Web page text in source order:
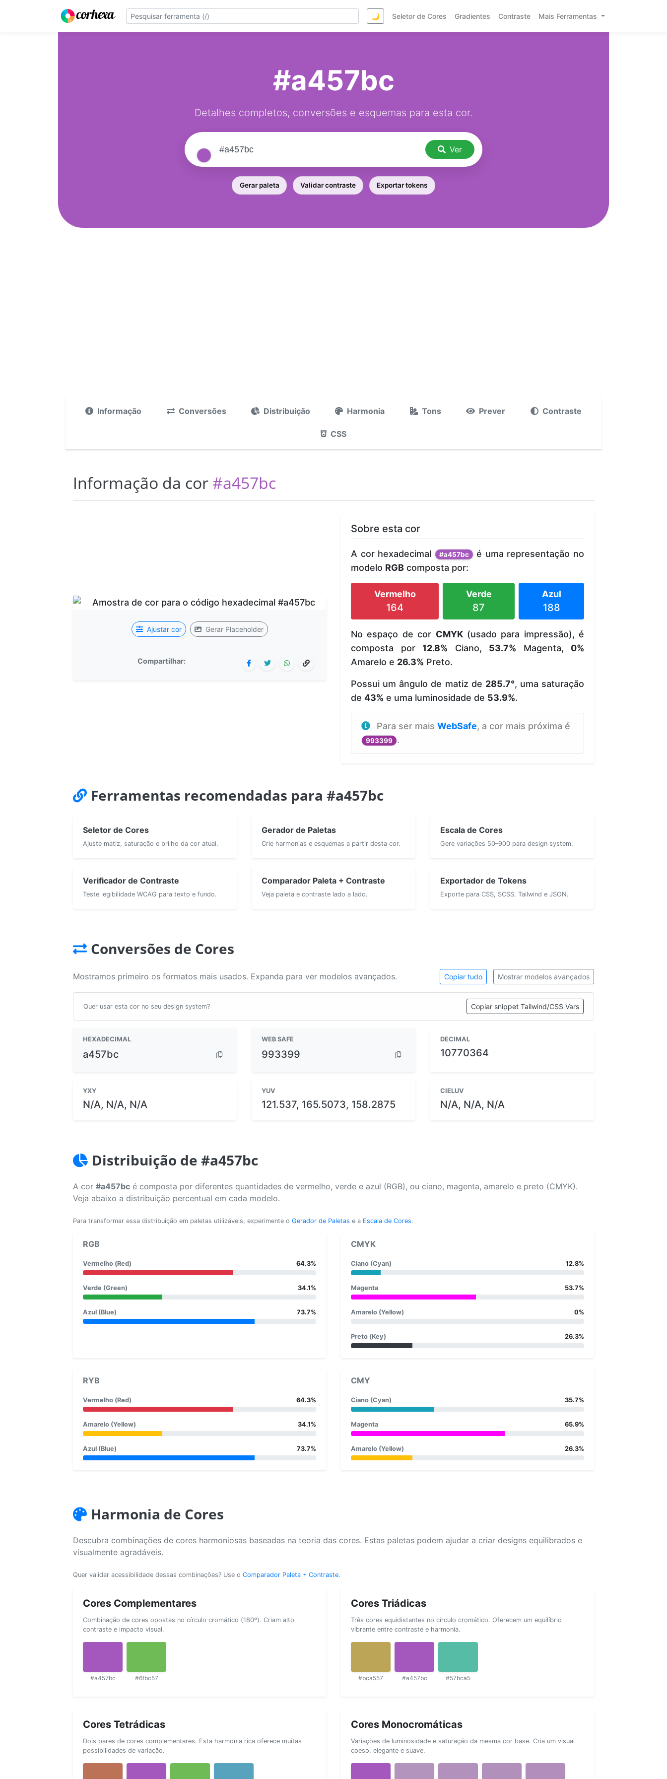
🌙 Seletor de Cores Gradientes Contraste Mais Ferramentas
#a457bc
Detalhes completos, conversões e esquemas para esta cor.
Ver
Gerar paleta Validar contraste Exportar tokens
Informação Conversões Distribuição Harmonia Tons Prever Contraste
CSS
Informação da cor#a457bc
Ajustar cor Gerar Placeholder
Compartilhar:
Sobre esta cor
A cor hexadecimal #a457bc é uma representação no
modelo RGB composta por:
Vermelho
164
Verde
87
Azul
188
No espaço de cor CMYK(usado para impressão), é
composta por 12.8% Ciano, 53.7% Magenta, 0%
Amarelo e 26.3% Preto.
Possui um ângulo de matiz de 285.7°, uma saturação
de 43% e uma luminosidade de 53.9%.
Para ser mais WebSafe, a cor mais próxima é
993399 .
Ferramentas recomendadas para #a457bc
Seletor de Cores
Ajuste matiz, saturação e brilho da cor atual.
Gerador de Paletas
Crie harmonias e esquemas a partir desta cor.
Escala de Cores
Gere variações 50–900 para design system.
Verificador de Contraste
Teste legibilidade WCAG para texto e fundo.
Comparador Paleta + Contraste
Veja paleta e contraste lado a lado.
Exportador de Tokens
Exporte para CSS, SCSS, Tailwind e JSON.
Conversões de Cores
Mostramos primeiro os formatos mais usados. Expanda para ver modelos avançados. Copiar tudo Mostrar modelos avançados
Quer usar esta cor no seu design system? Copiar snippet Tailwind/CSS Vars
HEXADECIMAL
a457bc
WEB SAFE
993399
DECIMAL
10770364
YXY
N/A, N/A, N/A
YUV
121.537, 165.5073, 158.2875
CIELUV
N/A, N/A, N/A
Distribuição de #a457bc
A cor #a457bc é composta por diferentes quantidades de vermelho, verde e azul (RGB), ou ciano, magenta, amarelo e preto (CMYK).
Veja abaixo a distribuição percentual em cada modelo.
Para transformar essa distribuição em paletas utilizáveis, experimente o Gerador de Paletas e a Escala de Cores.
RGB
Vermelho (Red) 64.3%
Verde (Green) 34.1%
Azul (Blue) 73.7%
CMYK
Ciano (Cyan) 12.8%
Magenta 53.7%
Amarelo (Yellow) 0%
Preto (Key) 26.3%
RYB
Vermelho (Red) 64.3%
Amarelo (Yellow) 34.1%
Azul (Blue) 73.7%
CMY
Ciano (Cyan) 35.7%
Magenta 65.9%
Amarelo (Yellow) 26.3%
Harmonia de Cores
Descubra combinações de cores harmoniosas baseadas na teoria das cores. Estas paletas podem ajudar a criar designs equilibrados e
visualmente agradáveis.
Quer validar acessibilidade dessas combinações? Use o Comparador Paleta + Contraste.
Cores Complementares
Combinação de cores opostas no círculo cromático (180º). Criam alto
contraste e impacto visual.
#a457bc #6fbc57
Cores Triádicas
Três cores equidistantes no círculo cromático. Oferecem um equilíbrio
vibrante entre contraste e harmonia.
#bca557 #a457bc #57bca5
Cores Tetrádicas
Dois pares de cores complementares. Esta harmonia rica oferece muitas
possibilidades de variação.
Cores Monocromáticas
Variações de luminosidade e saturação da mesma cor base. Cria um visual
coeso, elegante e suave.